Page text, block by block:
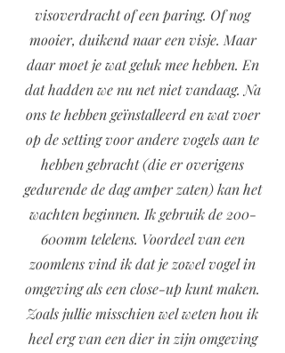
visoverdracht of een paring. Of nog
mooier, duikend naar een visje. Maar
daar moet je wat geluk mee hebben. En
dat hadden we nu net niet vandaag. Na
ons te hebben geïnstalleerd en wat voer
op de setting voor andere vogels aan te
hebben gebracht (die er overigens
gedurende de dag amper zaten) kan het
wachten beginnen. Ik gebruik de 200-
600mm telelens. Voordeel van een
zoomlens vind ik dat je zowel vogel in
omgeving als een close-up kunt maken.
Zoals jullie misschien wel weten hou ik
heel erg van een dier in zijn omgeving